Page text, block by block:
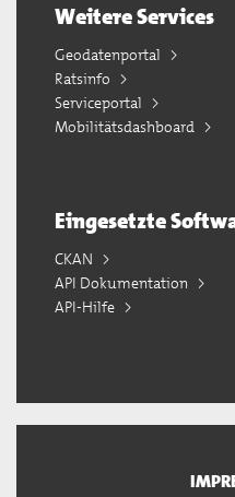
Weitere Services
Geodatenportal
Ratsinfo
Serviceportal
Mobilitätsdashboard
Eingesetzte
CKAN
API Dokumentation
API-Hilfe